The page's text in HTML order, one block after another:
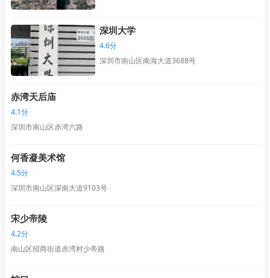
深圳大学
4.6分
深圳市南山区南海大道3688号
赤湾天后庙
4.1分
深圳市南山区赤湾六路
何香凝美术馆
4.5分
深圳市南山区深南大道9103号
宋少帝陵
4.2分
南山区招商街道赤湾村少帝路